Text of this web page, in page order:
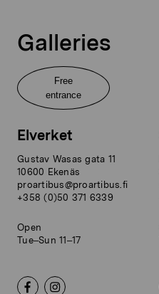
Galleries
Free
entrance
Elverket
Gustav Wasas gata 11
10600 Ekenäs
proartibus@proartibus.fi
+358 (0)50 371 6339
Open
Tue–Sun 11–17